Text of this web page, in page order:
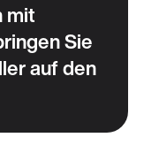
mit
Sie
auf den